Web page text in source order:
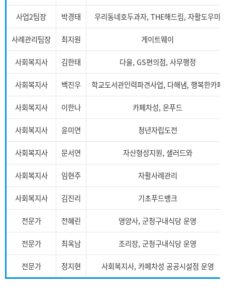
사업2팀장 박경태 우리동네호두과자, THE해드림, 자활도우미
사례관리팀장 최지원 게이트웨이
사회복지사 김한태 다울, GS편의점, 사무행정
사회복지사 백진우 학교도서관인력파견사업, 다해냄, 행복한카페
사회복지사 이한나 카페차성, 온푸드
사회복지사 윤미연 청년자립도전
사회복지사 문서연 자산형성지원, 샐러드와
사회복지사 임현주 자활사례관리
사회복지사 김진리 기초푸드뱅크
전문가 전혜린 영양사, 군청구내식당 운영
전문가 최옥남 조리장, 군청구내식당 운영
전문가 정지현 사회복지사, 카페차성 공공시설점 운영